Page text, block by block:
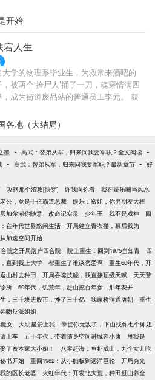
作为穿越者他没有改变历史进程的雄
想通过自身的努力，让自己以后过上稍
活。
开始
宕人生
学的物理系毕业生，为救常来酒吧的
被两个‘捡尸人’捅了一刀，魂穿情满四
成为街道废品站的普通员工李元。 获
幸福美满。 书中对人性进行了重点描
各个时期大家的内心世界和精神风
爱恨情仇。
地（大结局）
墨 - 高武：替弟从军，归来问我要军职？全文阅读 -
- 高武：替弟从军，归来问我要军职？最新章节 - 好
攻略那个渣攻[快穿] 许我向你看
我在娱乐圈当风水
公，竟是千亿霸道总裁
娱乐：蜜姐，你男朋友太棒
加尔湖你随意 改命记实录 少年王 我不是戏神
四
在年代世界悠闲生活
开局建立青衣楼，幕后我为
加速空间开始
院之开局落户四合院 院士重生：回到1975当知青
四
直到我上大学 都重生了谁谈恋爱啊
重生60年代，开
山村去种田 开局吞噬技能，我直接顶级天赋
天天警
所 60年代，饥荒年，赶山挖百年参
那年花开
：三千块进股市，挣了三千亿 我家树洞通唐朝
重生
吻反派姐姐
女 大明星爱上我
孽徒你无敌了，下山找你七个师姐
上车 五十年代：带着随身空间进城奔小康
甩我是
了资本家大小姐！
八零赶海：鱼虾成山，九个女儿吃
书开始 重回1982：从小舢板到远洋巨轮
开局穷光
我的区长老婆
火红年代：开发北大荒，种田赶山养全